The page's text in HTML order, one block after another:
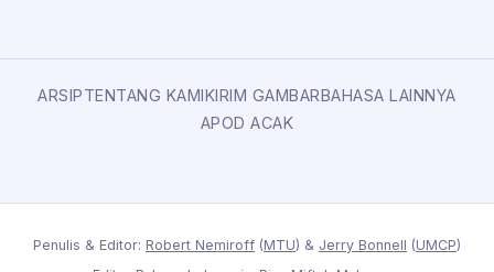
ARSIPTENTANG KAMIKIRIM GAMBARBAHASA LAINNYA
APOD ACAK
Penulis & Editor: Robert Nemiroff (MTU) & Jerry Bonnell (UMCP)